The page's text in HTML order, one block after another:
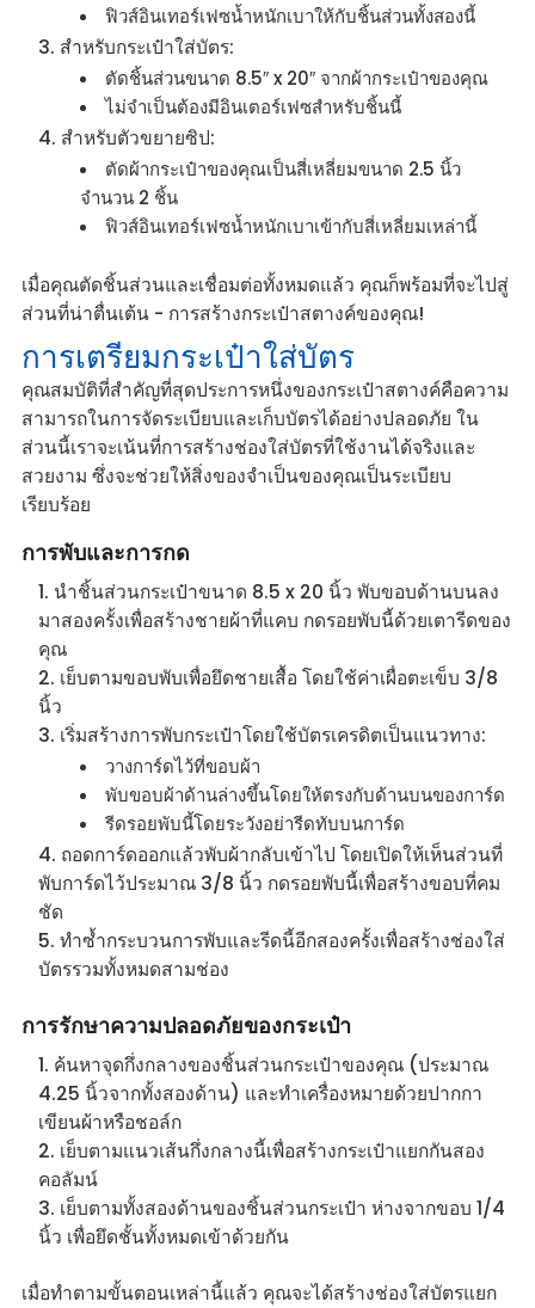
ฟิวส์อินเทอร์เฟซน้ำหนักเบาให้กับชิ้นส่วนทั้งสองนี้
สำหรับกระเป๋าใส่บัตร:
ตัดชิ้นส่วนขนาด 8.5″ x 20″ จากผ้ากระเป๋าของคุณ
ไม่จำเป็นต้องมีอินเตอร์เฟซสำหรับชิ้นนี้
สำหรับตัวขยายซิป:
ตัดผ้ากระเป๋าของคุณเป็นสี่เหลี่ยมขนาด 2.5 นิ้ว
จำนวน 2 ชิ้น
ฟิวส์อินเทอร์เฟซน้ำหนักเบาเข้ากับสี่เหลี่ยมเหล่านี้
เมื่อคุณตัดชิ้นส่วนและเชื่อมต่อทั้งหมดแล้ว คุณก็พร้อมที่จะไปสู่
ส่วนที่น่าตื่นเต้น - การสร้างกระเป๋าสตางค์ของคุณ!
การเตรียมกระเป๋าใส่บัตร
คุณสมบัติที่สำคัญที่สุดประการหนึ่งของกระเป๋าสตางค์คือความ
สามารถในการจัดระเบียบและเก็บบัตรได้อย่างปลอดภัย ใน
ส่วนนี้เราจะเน้นที่การสร้างช่องใส่บัตรที่ใช้งานได้จริงและ
สวยงาม ซึ่งจะช่วยให้สิ่งของจำเป็นของคุณเป็นระเบียบ
เรียบร้อย
การพับและการกด
นำชิ้นส่วนกระเป๋าขนาด 8.5 x 20 นิ้ว พับขอบด้านบนลง
มาสองครั้งเพื่อสร้างชายผ้าที่แคบ กดรอยพับนี้ด้วยเตารีดของ
คุณ
เย็บตามขอบพับเพื่อยึดชายเสื้อ โดยใช้ค่าเผื่อตะเข็บ 3/8
นิ้ว
เริ่มสร้างการพับกระเป๋าโดยใช้บัตรเครดิตเป็นแนวทาง:
วางการ์ดไว้ที่ขอบผ้า
พับขอบผ้าด้านล่างขึ้นโดยให้ตรงกับด้านบนของการ์ด
รีดรอยพับนี้โดยระวังอย่ารีดทับบนการ์ด
ถอดการ์ดออกแล้วพับผ้ากลับเข้าไป โดยเปิดให้เห็นส่วนที่
พับการ์ดไว้ประมาณ 3/8 นิ้ว กดรอยพับนี้เพื่อสร้างขอบที่คม
ชัด
ทำซ้ำกระบวนการพับและรีดนี้อีกสองครั้งเพื่อสร้างช่องใส่
บัตรรวมทั้งหมดสามช่อง
การรักษาความปลอดภัยของกระเป๋า
ค้นหาจุดกึ่งกลางของชิ้นส่วนกระเป๋าของคุณ (ประมาณ
4.25 นิ้วจากทั้งสองด้าน) และทำเครื่องหมายด้วยปากกา
เขียนผ้าหรือชอล์ก
เย็บตามแนวเส้นกึ่งกลางนี้เพื่อสร้างกระเป๋าแยกกันสอง
คอลัมน์
เย็บตามทั้งสองด้านของชิ้นส่วนกระเป๋า ห่างจากขอบ 1/4
นิ้ว เพื่อยึดชั้นทั้งหมดเข้าด้วยกัน
เมื่อทำตามขั้นตอนเหล่านี้แล้ว คุณจะได้สร้างช่องใส่บัตรแยก